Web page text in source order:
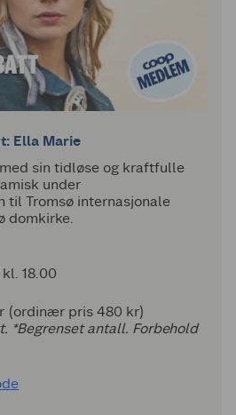
Ella Marie
med sin tidløse og kraftfulle
under
til Tromsø internasjonale
domkirke.
18.00
(ordinær pris 480 kr)
*Begrenset antall. Forbehold